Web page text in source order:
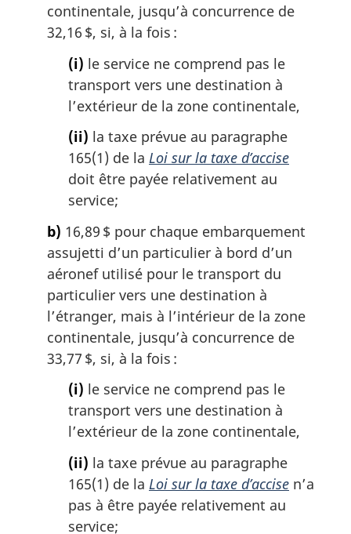
continentale, jusqu’à concurrence de
32,16 $, si, à la fois :
(i) le service ne comprend pas le
transport vers une destination à
l’extérieur de la zone continentale,
(ii) la taxe prévue au paragraphe
165(1) de la Loi sur la taxe d’accise
doit être payée relativement au
service;
b) 16,89 $ pour chaque embarquement
assujetti d’un particulier à bord d’un
aéronef utilisé pour le transport du
particulier vers une destination à
l’étranger, mais à l’intérieur de la zone
continentale, jusqu’à concurrence de
33,77 $, si, à la fois :
(i) le service ne comprend pas le
transport vers une destination à
l’extérieur de la zone continentale,
(ii) la taxe prévue au paragraphe
165(1) de la Loi sur la taxe d’accise n’a
pas à être payée relativement au
service;